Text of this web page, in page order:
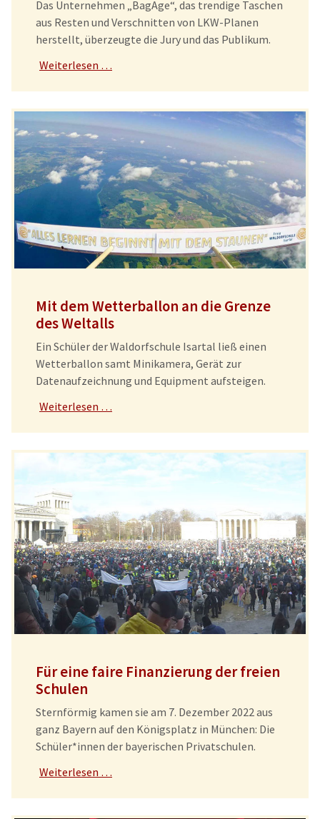
Das Unternehmen „BagAge“, das trendige Taschen
aus Resten und Verschnitten von LKW-Planen
herstellt, überzeugte die Jury und das Publikum.
Weiterlesen …
Mit dem Wetterballon an die Grenze
des Weltalls
Ein Schüler der Waldorfschule Isartal ließ einen
Wetterballon samt Minikamera, Gerät zur
Datenaufzeichnung und Equipment aufsteigen.
Weiterlesen …
Für eine faire Finanzierung der freien
Schulen
Sternförmig kamen sie am 7. Dezember 2022 aus
ganz Bayern auf den Königsplatz in München: Die
Schüler*innen der bayerischen Privatschulen.
Weiterlesen …